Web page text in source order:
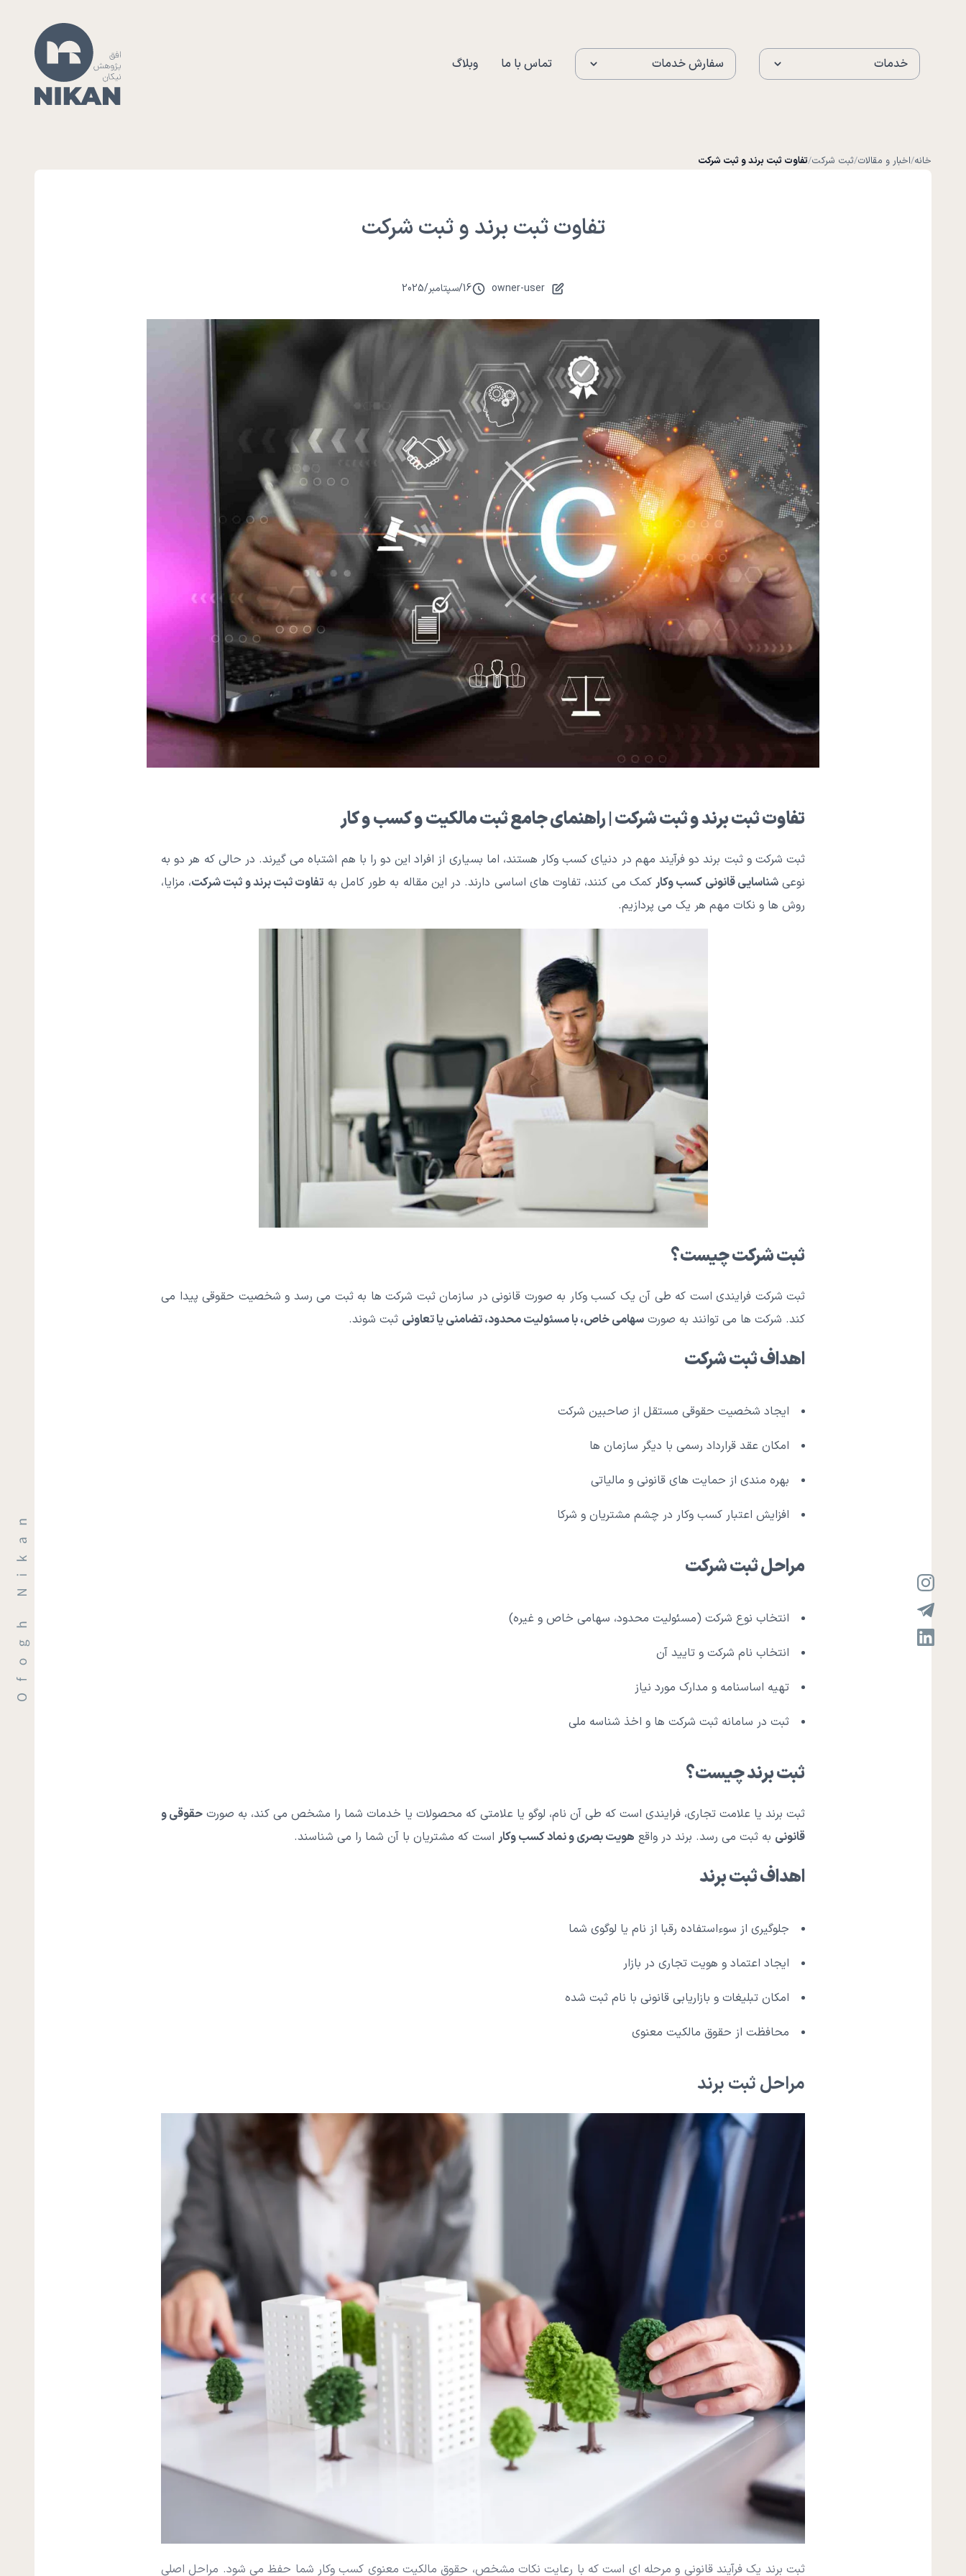
وبلاگ تماس با ما سفارش خدمات خدمات
خانه/اخبار و مقالات/ثبت شرکت/تفاوت ثبت برند و ثبت شرکت
تفاوت ثبت برند و ثبت شرکت
owner-user
16
/سپتامبر/
2025
تفاوت ثبت برند و ثبت شرکت | راهنمای جامع ثبت مالکیت و کسب و کار
ثبت شرکت و ثبت برند دو فرآیند مهم در دنیای کسب وکار هستند، اما بسیاری از افراد این دو را با هم اشتباه می گیرند. در حالی که هر دو به
نوعیشناسایی قانونی کسب وکارکمک می کنند، تفاوت های اساسی دارند. در این مقاله به طور کامل به تفاوت ثبت برند و ثبت شرکت، مزایا،
روش ها و نکات مهم هر یک می پردازیم.
ثبت شرکت چیست؟
ثبت شرکت فرایندی است که طی آن یک کسب وکار به صورت قانونی در سازمان ثبت شرکت ها به ثبت می رسد و شخصیت حقوقی پیدا می
کند. شرکت ها می توانند به صورت سهامی خاص، با مسئولیت محدود، تضامنی یا تعاونی ثبت شوند.
اهداف ثبت شرکت
ایجاد شخصیت حقوقی مستقل از صاحبین شرکت
امکان عقد قرارداد رسمی با دیگر سازمان ها
بهره مندی از حمایت های قانونی و مالیاتی
افزایش اعتبار کسب وکار در چشم مشتریان و شرکا
مراحل ثبت شرکت
انتخاب نوع شرکت (مسئولیت محدود، سهامی خاص و غیره)
انتخاب نام شرکت و تایید آن
تهیه اساسنامه و مدارک مورد نیاز
ثبت در سامانه ثبت شرکت ها و اخذ شناسه ملی
ثبت برند چیست؟
ثبت برند یا علامت تجاری، فرایندی است که طی آن نام، لوگو یا علامتی که محصولات یا خدمات شما را مشخص می کند، به صورت حقوقی و
قانونی به ثبت می رسد. برند در واقع هویت بصری و نماد کسب وکار است که مشتریان با آن شما را می شناسند.
اهداف ثبت برند
جلوگیری از سوءاستفاده رقبا از نام یا لوگوی شما
ایجاد اعتماد و هویت تجاری در بازار
امکان تبلیغات و بازاریابی قانونی با نام ثبت شده
محافظت از حقوق مالکیت معنوی
مراحل ثبت برند
ثبت برند یک فرآیند قانونی و مرحله ای است که با رعایت نکات مشخص، حقوق مالکیت معنوی کسب وکار شما حفظ می شود. مراحل اصلی